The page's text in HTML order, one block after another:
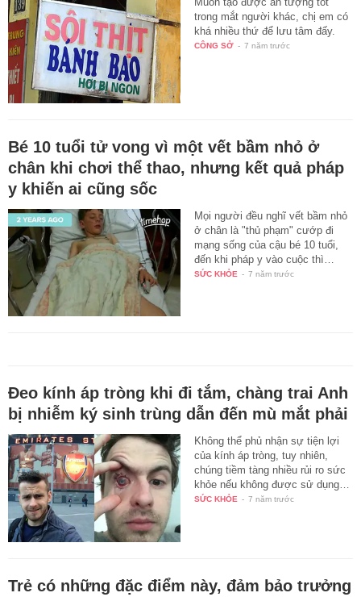
trong mắt người khác, chị em có
khá nhiều thứ để lưu tâm đấy.
CÔNG SỞ - 7 năm trước
Bé 10 tuổi tử vong vì một vết bầm nhỏ ở
chân khi chơi thể thao, nhưng kết quả pháp
y khiến ai cũng sốc
Mọi người đều nghĩ vết bầm nhỏ
ở chân là "thủ phạm" cướp đi
mạng sống của cậu bé 10 tuổi,
đến khi pháp y vào cuộc thì…
SỨC KHỎE - 7 năm trước
Đeo kính áp tròng khi đi tắm, chàng trai Anh
bị nhiễm ký sinh trùng dẫn đến mù mắt phải
Không thể phủ nhận sự tiện lợi
của kính áp tròng, tuy nhiên,
chúng tiềm tàng nhiều rủi ro sức
khỏe nếu không được sử dụng…
SỨC KHỎE - 7 năm trước
Trẻ có những đặc điểm này, đảm bảo trưởng